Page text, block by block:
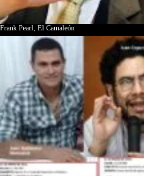
Frank Pearl, El Camaleón